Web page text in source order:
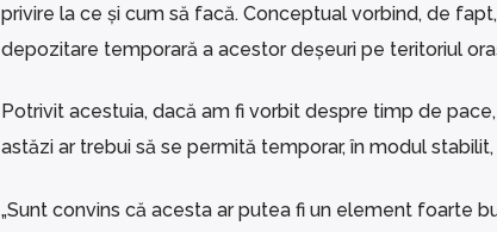
privire la ce și cum să facă. Conceptual vorbind, de
depozitare temporară a acestor deșeuri pe teritoriul
Potrivit acestuia, dacă am fi vorbit despre timp de
astăzi ar trebui să se permită temporar, în modul
„Sunt convins că acesta ar putea fi un element foarte